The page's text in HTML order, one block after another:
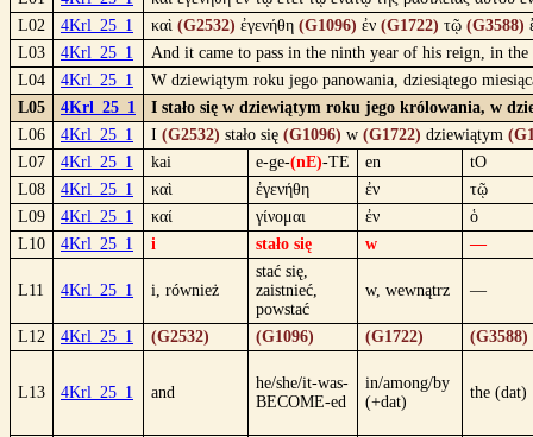
L02
4Krl_25_1 καὶ (G2532) ἐγενήθη (G1096) ἐν (G1722) τῷ (G3588)
L03
4Krl_25_1
And it came to pass in the ninth year of his reign, in
L04
4Krl_25_1
W dziewiątym roku jego panowania, dziesiątego
L05
4Krl_25_1
I stało się w dziewiątym roku jego królowania, w
L06
4Krl_25_1 I (G2532) stało się (G1096) w (G1722) dziewiątym
L07
4Krl_25_1 kai e-ge-(nE)-TE en
tO
L08
4Krl_25_1 καὶ ἐγενήθη ἐν
τῷ
L09
4Krl_25_1 καί γίνομαι ἐν
ὁ
L10
4Krl_25_1 i stało się w —
L11 4Krl_25_1 i, również
stać się,
zaistnieć,
powstać
w, wewnątrz —
L12 4Krl_25_1 (G2532) (G1096) (G1722) (G3588)
L13 4Krl_25_1 and
he/she/it-was-
BECOME-ed
in/among/by
(+dat)
the (dat)